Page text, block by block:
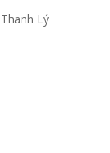
Thanh Lý